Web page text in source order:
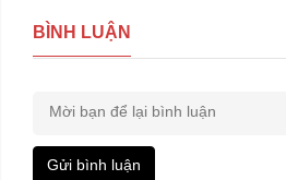
BÌNH LUẬN
Gửi bình luận